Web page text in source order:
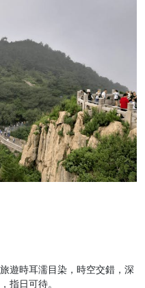
遊時耳濡目染，時空交錯，深
指日可待。